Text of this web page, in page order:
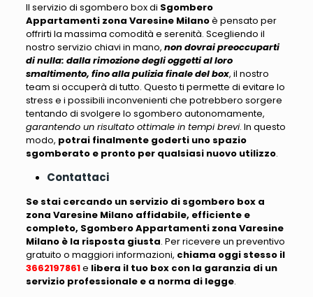
Il servizio di sgombero box di Sgombero
Appartamenti zona Varesine Milanoè pensato per
offrirti la massima comodità e serenità. Scegliendo il
nostro servizio chiavi in mano, non dovrai preoccuparti
di nulla: dalla rimozione degli oggetti al loro
smaltimento, fino alla pulizia finale del box, il nostro
team si occuperà di tutto. Questo ti permette di evitare lo
stress e i possibili inconvenienti che potrebbero sorgere
tentando di svolgere lo sgombero autonomamente,
garantendo un risultato ottimale in tempi brevi. In questo
modo, potrai finalmente goderti uno spazio
sgomberato e pronto per qualsiasi nuovo utilizzo.
Contattaci
Se stai cercando un servizio di sgombero box a
zona Varesine Milano affidabile, efficiente e
completo, Sgombero Appartamenti zona Varesine
Milano è la risposta giusta. Per ricevere un preventivo
gratuito o maggiori informazioni, chiama oggi stesso il
3662197861e libera il tuo box con la garanzia di un
servizio professionale e a norma di legge.